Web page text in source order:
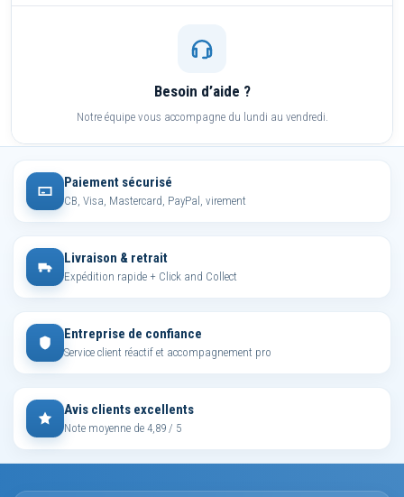
Besoin d’aide ?
Notre équipe vous accompagne du lundi au vendredi.
Paiement sécurisé
CB, Visa, Mastercard, PayPal, virement
Livraison & retrait
Expédition rapide + Click and Collect
Entreprise de confiance
Service client réactif et accompagnement pro
Avis clients excellents
Note moyenne de 4,89 / 5